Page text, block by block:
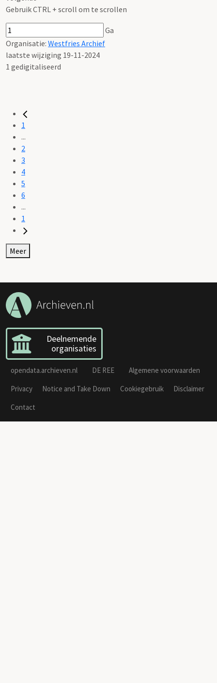
Gebruik CTRL + scroll om te scrollen
Ga
Organisatie: Westfries Archief
laatste wijziging 19-11-2024
1 gedigitaliseerd
1
...
2
3
4
5
6
...
1
Meer
Deelnemende
organisaties
opendata.archieven.nl DE REE
Algemene voorwaarden
Privacy
Notice and Take Down Cookiegebruik
Disclaimer
Contact